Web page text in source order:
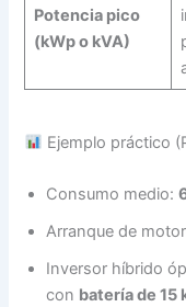
Potencia pico
(kWp o kVA)
Ejemplo práctico
Consumo medio:
Arranque de
Inversor híbrido
con batería de 15